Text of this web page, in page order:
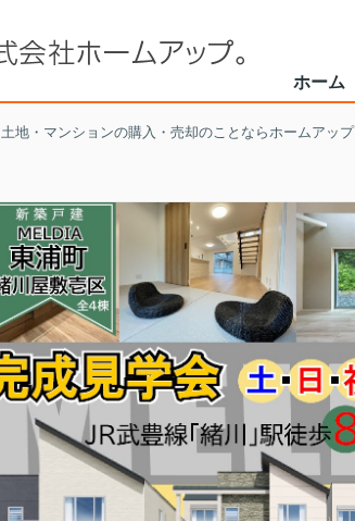
ホーム
地・マンションの購入・売却のことならホームアップ